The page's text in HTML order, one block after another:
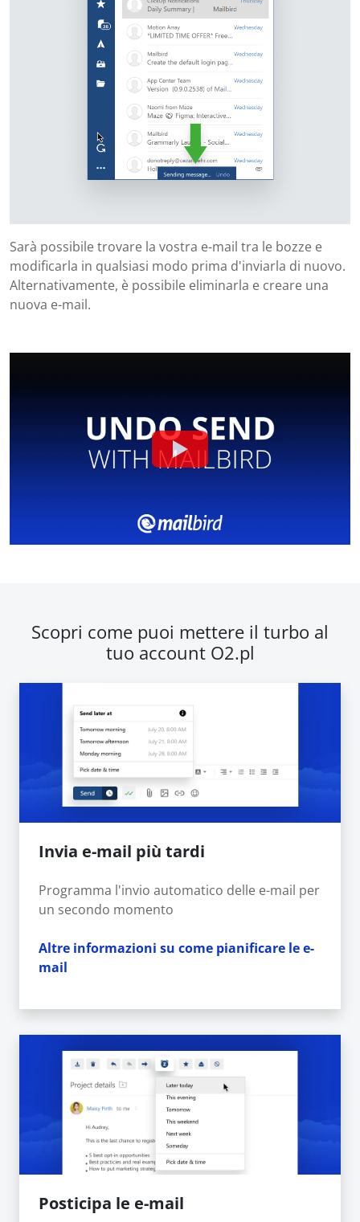
Sarà possibile trovare la vostra e-mail tra le bozze e
modificarla in qualsiasi modo prima d'inviarla di nuovo.
Alternativamente, è possibile eliminarla e creare una
nuova e-mail.
Scopri come puoi mettere il turbo al
tuo account O2.pl
Invia e-mail più tardi
Programma l'invio automatico delle e-mail per
un secondo momento
Altre informazioni su come pianificare le e-
mail
Posticipa le e-mail